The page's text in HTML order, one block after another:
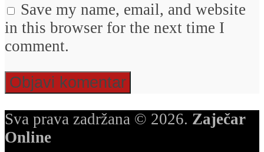
Save my name, email, and website
in this browser for the next time I
comment.
Sva prava zadržana © 2026. Zaječar
Online